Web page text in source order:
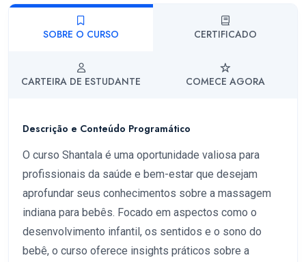
SOBRE O CURSO CERTIFICADO
CARTEIRA DE ESTUDANTE COMECE AGORA
Descrição e Conteúdo Programático
O curso Shantala é uma oportunidade valiosa para
profissionais da saúde e bem-estar que desejam
aprofundar seus conhecimentos sobre a massagem
indiana para bebês. Focado em aspectos como o
desenvolvimento infantil, os sentidos e o sono do
bebê, o curso oferece insights práticos sobre a